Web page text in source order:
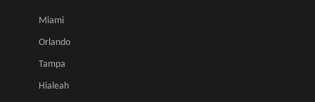
Miami
Orlando
Tampa
Hialeah